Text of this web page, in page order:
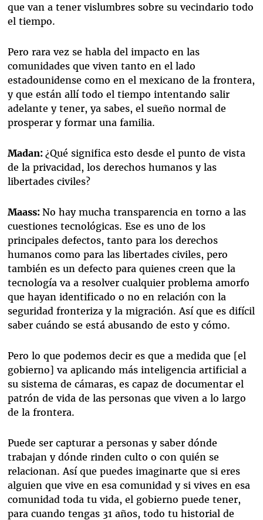
que van a tener vislumbres sobre su vecindario todo
el tiempo.
Pero rara vez se habla del impacto en las
comunidades que viven tanto en el lado
estadounidense como en el mexicano de la frontera,
y que están allí todo el tiempo intentando salir
adelante y tener, ya sabes, el sueño normal de
prosperar y formar una familia.
Madan: ¿Qué significa esto desde el punto de vista
de la privacidad, los derechos humanos y las
libertades civiles?
Maass: No hay mucha transparencia en torno a las
cuestiones tecnológicas. Ese es uno de los
principales defectos, tanto para los derechos
humanos como para las libertades civiles, pero
también es un defecto para quienes creen que la
tecnología va a resolver cualquier problema amorfo
que hayan identificado o no en relación con la
seguridad fronteriza y la migración. Así que es difícil
saber cuándo se está abusando de esto y cómo.
Pero lo que podemos decir es que a medida que [el
gobierno] va aplicando más inteligencia artificial a
su sistema de cámaras, es capaz de documentar el
patrón de vida de las personas que viven a lo largo
de la frontera.
Puede ser capturar a personas y saber dónde
trabajan y dónde rinden culto o con quién se
relacionan. Así que puedes imaginarte que si eres
alguien que vive en esa comunidad y si vives en esa
comunidad toda tu vida, el gobierno puede tener,
para cuando tengas 31 años, todo tu historial de